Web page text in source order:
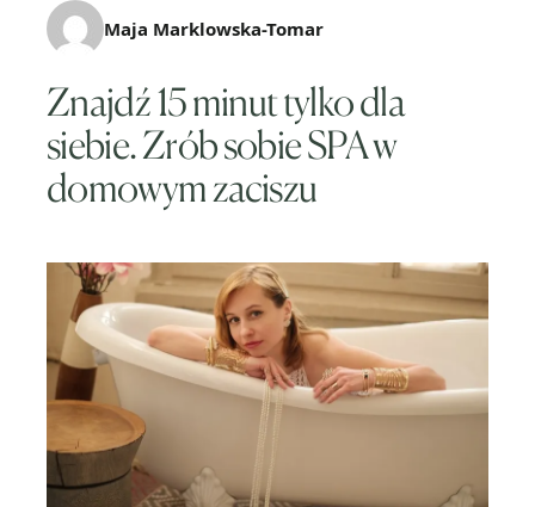
Maja Marklowska-Tomar
Znajdź 15 minut tylko dla
siebie. Zrób sobie SPA w
domowym zaciszu